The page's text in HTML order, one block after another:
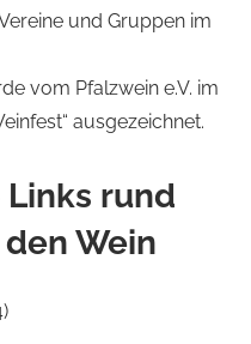
und Gruppen im
vom Pfalzwein e.V. im
ausgezeichnet.
rund
Wein